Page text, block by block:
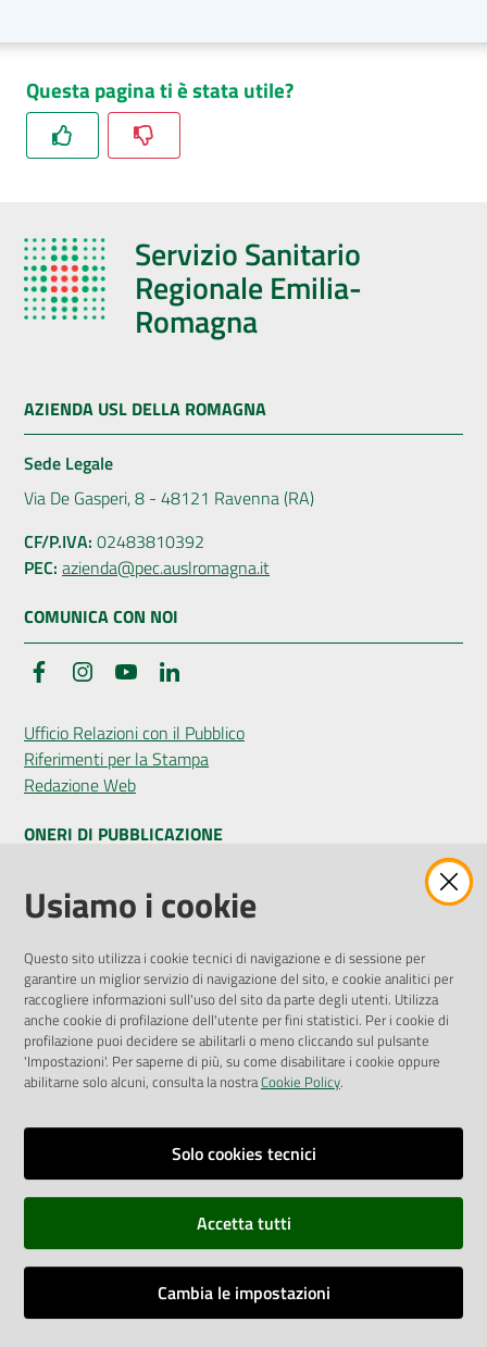
Questa pagina ti è stata utile?
Servizio Sanitario
Regionale Emilia-
Romagna
AZIENDA USL DELLA ROMAGNA
Sede Legale
Via De Gasperi, 8 - 48121 Ravenna (RA)
CF/P.IVA: 02483810392
PEC: azienda@pec.auslromagna.it
COMUNICA CON NOI
FacebookInstagramYouTube
Ufficio Relazioni con il Pubblico
Riferimenti per la Stampa
Redazione Web
ONERI DI PUBBLICAZIONE
Amministrazione Trasparente
Pubblicità legale
Privacy Policy
Attuazione Misure PNRR
Liste di Attesa
ENTI, IMPRESE E PARTNER
Fatturazione Elettronica
Richiesta Patrocinio
Dichiarazione di Accessibilità
Dati di Monitoraggio
Usiamo i cookie
Questo sito utilizza i cookie tecnici di navigazione e di sessione per
garantire un miglior servizio di navigazione del sito, e cookie analitici per
raccogliere informazioni sull'uso del sito da parte degli utenti. Utilizza
anche cookie di profilazione dell'utente per fini statistici. Per i cookie di
profilazione puoi decidere se abilitarli o meno cliccando sul pulsante
'Impostazioni'. Per saperne di più, su come disabilitare i cookie oppure
abilitarne solo alcuni, consulta la nostraCookie Policy.
Solo cookies tecnici
Accetta tutti
Cambia le impostazioni